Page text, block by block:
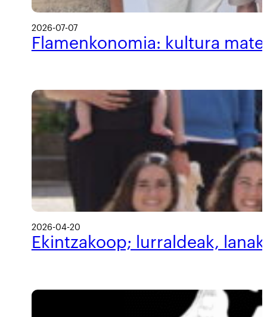
2026-07-07
Flamenkonomia: kultura
2026-04-20
Ekintzakoop; lurraldeak,